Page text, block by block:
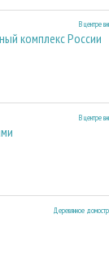
В центре
комплекс России
В центре
Деревянное